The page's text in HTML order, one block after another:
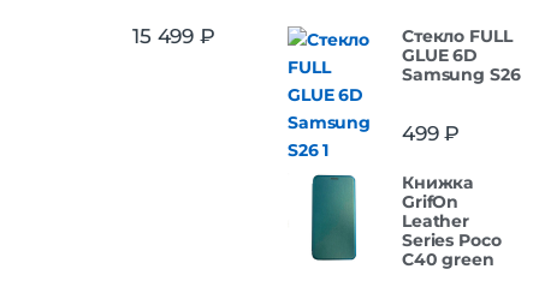
15 499 ₽
Стекло FULL
GLUE 6D
Samsung S26
499₽
Книжка
GrifOn
Leather
Series Poco
C40 green